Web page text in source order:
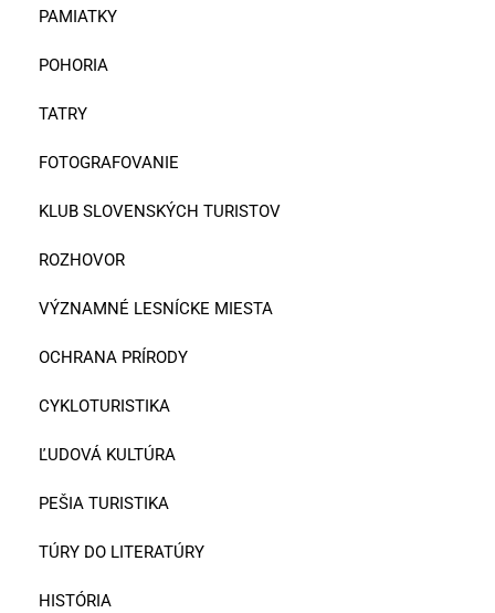
PAMIATKY
POHORIA
TATRY
FOTOGRAFOVANIE
KLUB SLOVENSKÝCH TURISTOV
ROZHOVOR
VÝZNAMNÉ LESNÍCKE MIESTA
OCHRANA PRÍRODY
CYKLOTURISTIKA
ĽUDOVÁ KULTÚRA
PEŠIA TURISTIKA
TÚRY DO LITERATÚRY
HISTÓRIA